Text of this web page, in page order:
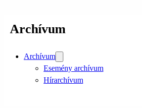
Archívum
Archívum
Esemény archívum
Hírarchívum